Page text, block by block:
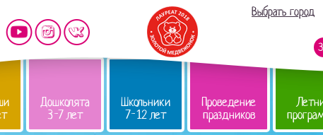
Выбрать город
Дошколята
3-7 лет
Школьники
7-12 лет
Проведение
праздников